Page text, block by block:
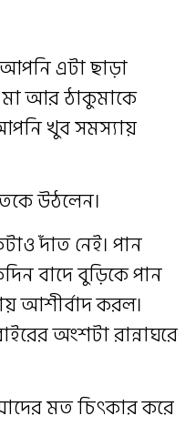
এটা ছাড়া
মা আর ঠাকুমাকে
খুব সমস্যায়
উঠলেন।
দাঁত নেই। পান
বাদে বুড়িকে পান
আশীর্বাদ করল।
অংশটা রান্নাঘরে
মত চিৎকার করে